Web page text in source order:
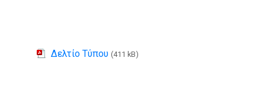
Δελτίο Τύπου (411 kB)